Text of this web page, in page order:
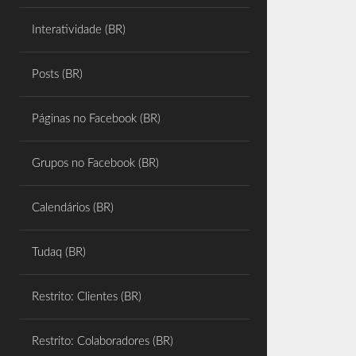
Interatividade (BR)
Posts (BR)
Páginas no Facebook (BR)
Grupos no Facebook (BR)
Calendários (BR)
Tudaq (BR)
Restrito: Clientes (BR)
Restrito: Colaboradores (BR)